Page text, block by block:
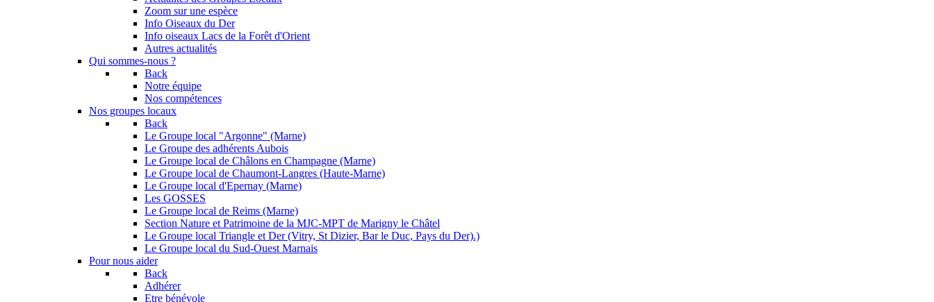
Zoom sur une espèce
Info Oiseaux du Der
Info oiseaux Lacs de la Forêt d'Orient
Autres actualités
Qui sommes-nous ?
Back
Notre équipe
Nos compétences
Nos groupes locaux
Back
Le Groupe local "Argonne" (Marne)
Le Groupe des adhérents Aubois
Le Groupe local de Châlons en Champagne (Marne)
Le Groupe local de Chaumont-Langres (Haute-Marne)
Le Groupe local d'Epernay (Marne)
Les GOSSES
Le Groupe local de Reims (Marne)
Section Nature et Patrimoine de la MJC-MPT de Marigny le Châtel
Le Groupe local Triangle et Der (Vitry, St Dizier, Bar le Duc, Pays du Der).)
Le Groupe local du Sud-Ouest Marnais
Pour nous aider
Back
Adhérer
Etre bénévole